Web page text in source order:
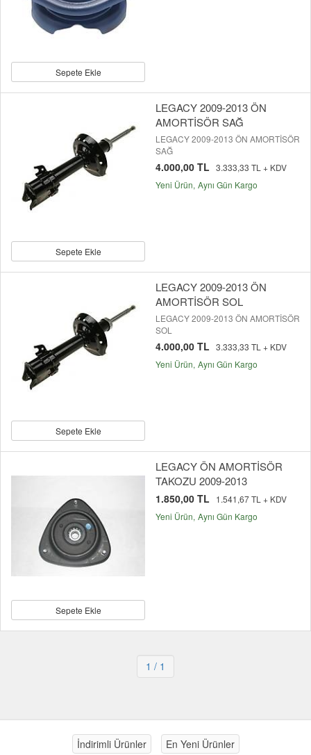
Sepete Ekle
Sepete Ekle
LEGACY 2009-2013 ÖN
AMORTİSÖR SAĞ
LEGACY 2009-2013 ÖN AMORTİSÖR
SAĞ
4.000,00 TL 3.333,33 TL + KDV
Yeni Ürün Aynı Gün Kargo
Sepete Ekle
LEGACY 2009-2013 ÖN
AMORTİSÖR SOL
LEGACY 2009-2013 ÖN AMORTİSÖR
SOL
4.000,00 TL 3.333,33 TL + KDV
Yeni Ürün Aynı Gün Kargo
Sepete Ekle
LEGACY ÖN AMORTİSÖR
TAKOZU 2009-2013
1.850,00 TL
1.541,67 TL + KDV
Yeni Ürün Aynı Gün Kargo
1 / 1
İndirimli Ürünler En Yeni Ürünler